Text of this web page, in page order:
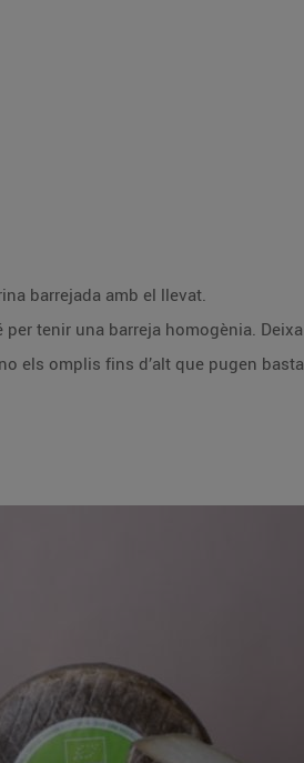
barrejada amb el llevat.
tenir una barreja homogènia.
els omplis fins d’alt que pugen